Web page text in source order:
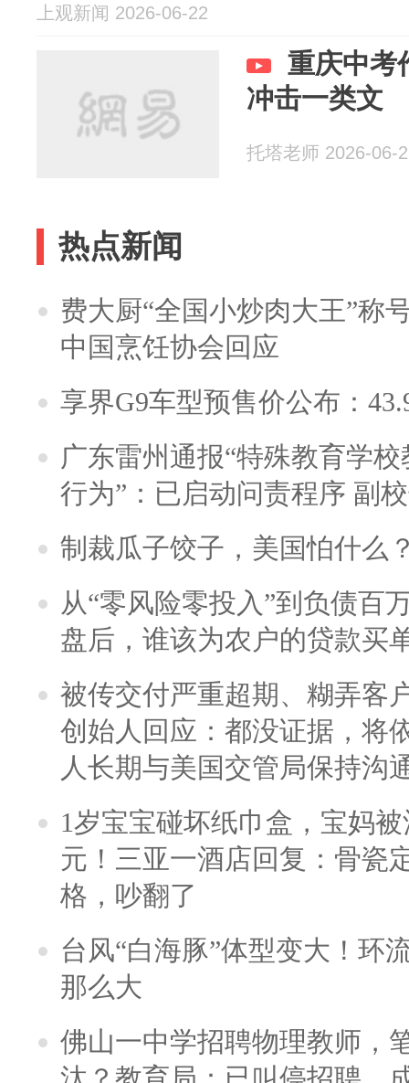
上观新闻 2026-06-22
重庆中考
冲击一类文
托塔老师 2026-06-
热点新闻
费大厨“全国小炒肉大王”称
中国烹饪协会回应
享界G9车型预售价公布：
广东雷州通报“特殊教育学
行为”：已启动问责程序 副
制裁瓜子饺子，美国怕什么
从“零风险零投入”到负债百
盘后，谁该为农户的贷款买
被传交付严重超期、糊弄客
创始人回应：都没证据，将
人长期与美国交管局保持沟
1岁宝宝碰坏纸巾盒，宝妈
元！三亚一酒店回复：骨瓷
格，吵翻了
台风“白海豚”体型变大！环
那么大
佛山一中学招聘物理教师，